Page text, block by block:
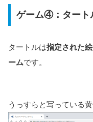
ゲーム④：タート
タートルは指定された
ームです。
うっすらと写っている